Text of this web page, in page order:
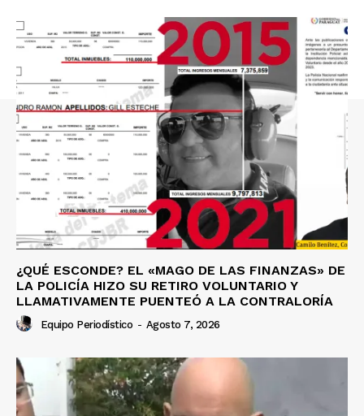
¿QUÉ ESCONDE? EL «MAGO DE LAS FINANZAS» DE
LA POLICÍA HIZO SU RETIRO VOLUNTARIO Y
LLAMATIVAMENTE PUENTEÓ A LA CONTRALORÍA
Equipo Periodístico - Agosto 7, 2026